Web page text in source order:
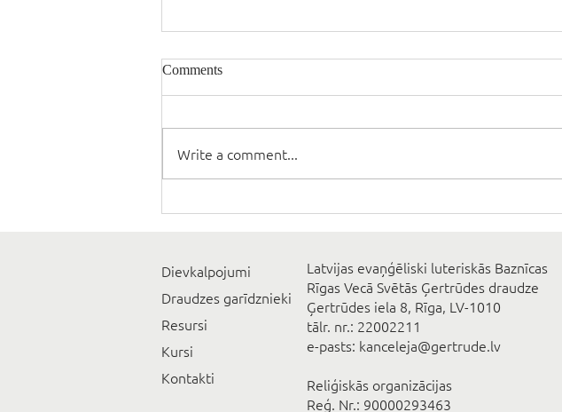
Comments
Write a comment...
Dievkalpojumi
Draudzes garīdznieki
Resursi
Kursi
Kontakti
Latvijas evaņģēliski luteriskās Baznīcas
Rīgas Vecā Svētās Ģertrūdes draudze
Ģertrūdes iela 8, Rīga, LV-1010
tālr. nr.: 22002211
e-pasts: kanceleja@gertrude.lv
Reliģiskās organizācijas
Reģ. Nr.: 90000293463